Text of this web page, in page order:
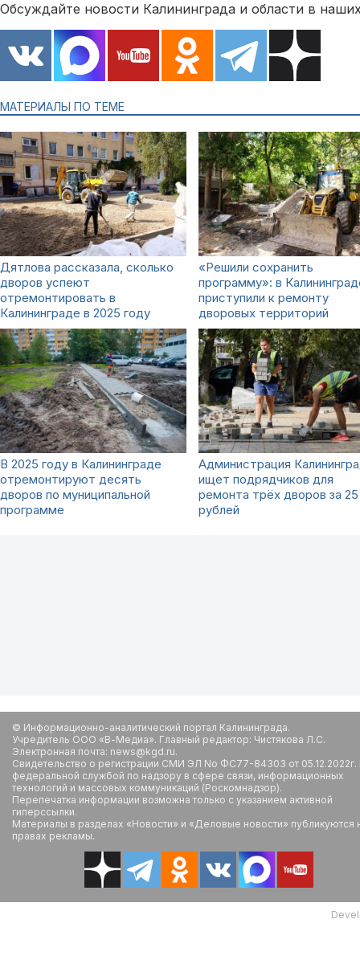
Обсуждайте новости Калининграда и области в
МАТЕРИАЛЫ ПО ТЕМЕ
Дятлова рассказала, сколько
дворов успеют
отремонтировать в
Калининграде в 2025 году
«Решили сохранить
программу»: в
приступили к ремонту
дворовых территорий
В 2025 году в Калининграде
отремонтируют десять
дворов по муниципальной
программе
Администрация
ищет подрядчиков для
ремонта трёх дворов за
рублей
© Информационно-аналитический портал Калининграда.
Учредитель ООО «В-Медиа». Главный редактор: Чистякова Л.С.
Электронная почта: news@kgd.ru.
Свидетельство о регистрации СМИ ЭЛ No ФС77-84303 от
федеральной службой по надзору в сфере связи, информационных
технологий и массовых коммуникаций (Роскомнадзор).
Перепечатка информации возможна только с указанием активной
гиперссылки.
Материалы в разделах «Новости» и «Деловые новости» публикуются
правах рекламы.